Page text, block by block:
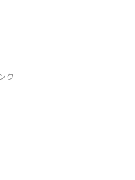
ク